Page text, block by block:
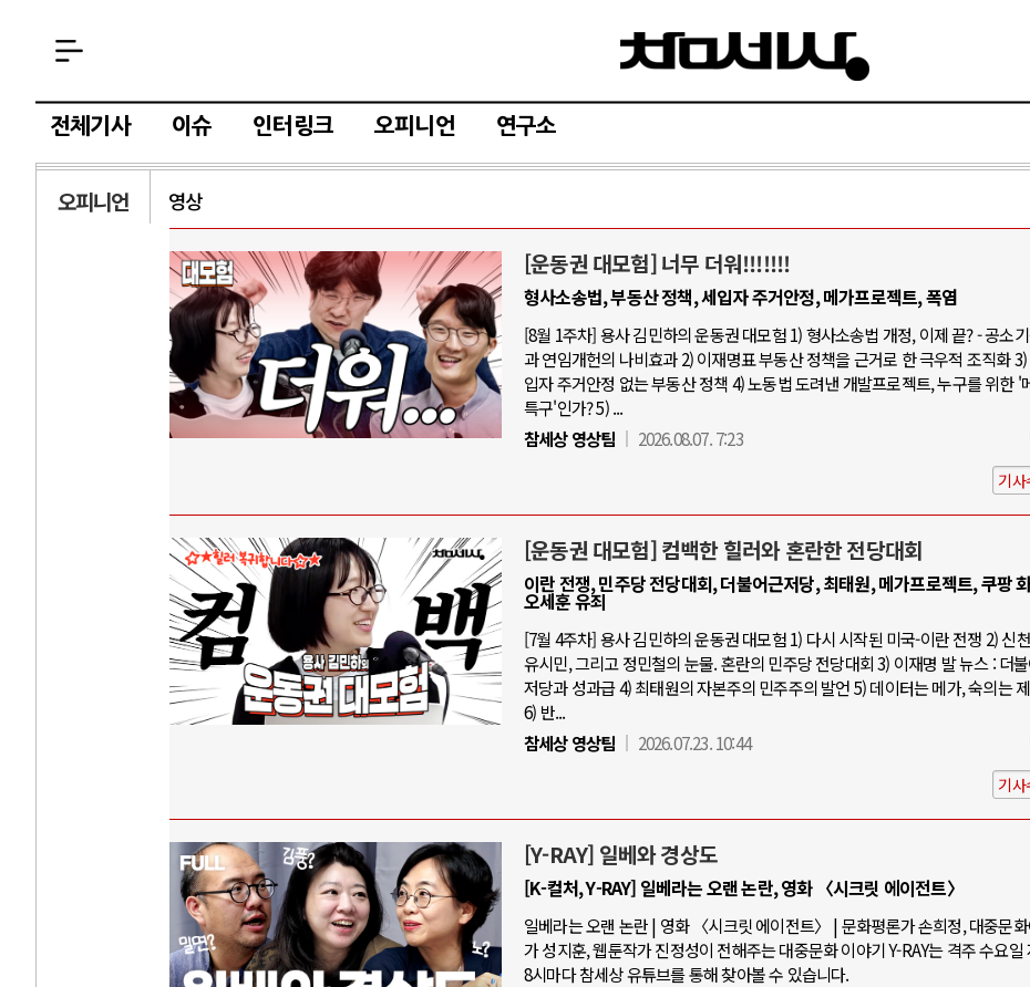
전체기사 이슈 인터링크 오피니언 연구소
오피니언 영상
[운동권 대모험] 너무 더워!!!!!!!
형사소송법, 부동산 정책, 세입자 주거안정, 메가프로젝트, 폭염
[8월 1주차] 용사 김민하의 운동권 대모험 1) 형사소송법 개정, 이제 끝? - 공소
과 연임개헌의 나비효과 2) 이재명표 부동산 정책을 근거로 한 극우적 조직화
입자 주거안정 없는 부동산 정책 4) 노동법 도려낸 개발프로젝트, 누구를 위한 '
특구'인가? 5) ...
참세상 영상팀
2026.08.07. 7:23
기사
[운동권 대모험] 컴백한 힐러와 혼란한 전당대회
이란 전쟁, 민주당 전당대회, 더불어근저당, 최태원, 메가프로젝트, 쿠팡
오세훈 유죄
[7월 4주차] 용사 김민하의 운동권 대모험 1) 다시 시작된 미국-이란 전쟁 2) 신
유시민, 그리고 정민철의 눈물. 혼란의 민주당 전당대회 3) 이재명 발 뉴스 : 더
저당과 성과급 4) 최태원의 자본주의 민주주의 발언 5) 데이터는 메가, 숙의는
6) 반...
참세상 영상팀
2026.07.23. 10:44
기사
[Y-RAY] 일베와 경상도
[K-컬처, Y-RAY] 일베라는 오랜 논란, 영화 〈시크릿 에이전트〉
일베라는 오랜 논란 | 영화 〈시크릿 에이전트〉 | 문화평론가 손희정, 대중문
가 성지훈, 웹툰작가 진정성이 전해주는 대중문화 이야기 Y-RAY는 격주 수요일
8시마다 참세상 유튜브를 통해 찾아볼 수 있습니다.
AI와 인간
중국 AI, 저가 공세로 글로벌 토큰 시..
AI 국부펀드 구상 놓고 미국 진보진영 ..
AI 데이터센터 반대 투쟁은 새로운 글로..
AI의 숨은 환경 비용: 데이터센터 확산..
러시아-우크라이나 전쟁
전쟁의 추상화: 우크라이나, 대리전의 역..
EU·우크라이나 드론 협력 직후, 러시아..
나토, 우크라 군사지원 2027년까지 공..
우크라이나, 덴마크, 에스토니아, 네덜란..
호르무즈 갈등 격화, 트럼프 정치·경제 ..
호르무즈 해협 통행료를 철회한 트럼프
트럼프, 이란 압박수단 한계 직면
하마스, 가자 통치권 이양으로 휴전 의지..